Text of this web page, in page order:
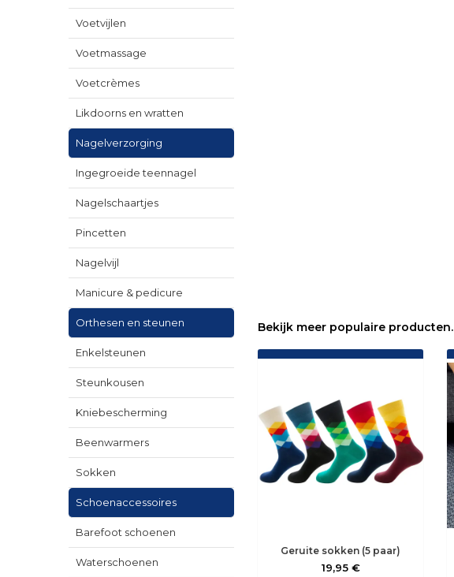
Voetvijlen
Voetmassage
Voetcrèmes
Likdoorns en wratten
Nagelverzorging
Ingegroeide teennagel
Nagelschaartjes
Pincetten
Nagelvijl
Manicure & pedicure
Orthesen en steunen
Enkelsteunen
Steunkousen
Kniebescherming
Beenwarmers
Sokken
Schoenaccessoires
Barefoot schoenen
Waterschoenen
Bekijk meer populaire producten.
Geruite sokken (5 paar)
19,95 €